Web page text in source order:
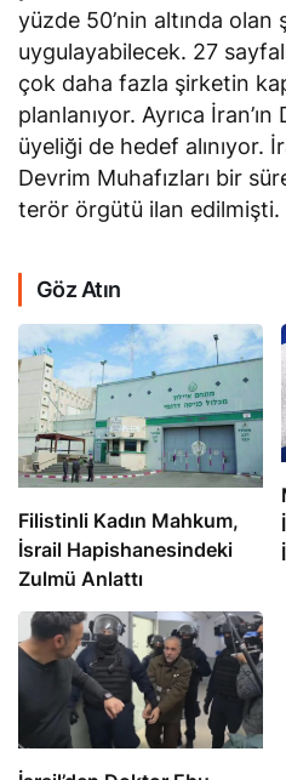
yüzde 50’nin altında olan
uygulayabilecek. 27
çok daha fazla şirketin
planlanıyor. Ayrıca
üyeliği de hedef alınıyor.
Devrim Muhafızları bir
terör örgütü ilan edilmişti.
Göz Atın
Filistinli Kadın Mahkum,
İsrail Hapishanesindeki
Zulmü Anlattı